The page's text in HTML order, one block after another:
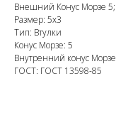
Внешний Конус Морзе
Размер: 5х3
Тип: Втулки
Конус Морзе: 5
Внутренний конус
ГОСТ: ГОСТ 13598-85